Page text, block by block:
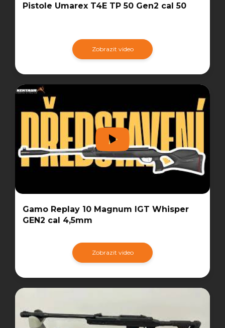
Pistole Umarex T4E TP 50 Gen2 cal 50
Zobrazit video
Gamo Replay 10 Magnum IGT Whisper
GEN2 cal 4,5mm
Zobrazit video